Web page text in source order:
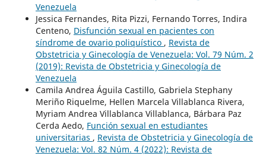
Venezuela
Jessica Fernandes, Rita Pizzi, Fernando Torres, Indira
Centeno, Disfunción sexual en pacientes con
síndrome de ovario poliquístico , Revista de
Obstetricia y Ginecología de Venezuela: Vol. 79 Núm. 2
(2019): Revista de Obstetricia y Ginecología de
Venezuela
Camila Andrea Águila Castillo, Gabriela Stephany
Meriño Riquelme, Hellen Marcela Villablanca Rivera,
Myriam Andrea Villablanca Villablanca, Bárbara Paz
Cerda Aedo, Función sexual en estudiantes
universitarias , Revista de Obstetricia y Ginecología de
Venezuela: Vol. 82 Núm. 4 (2022): Revista de